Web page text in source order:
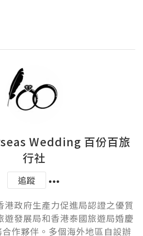
Wedding 百份百旅
行社
追蹤
港政府生產力促進局認證之優質
遊發展局和香港泰國旅遊局婚慶
作夥伴。多個海外地區自設辦